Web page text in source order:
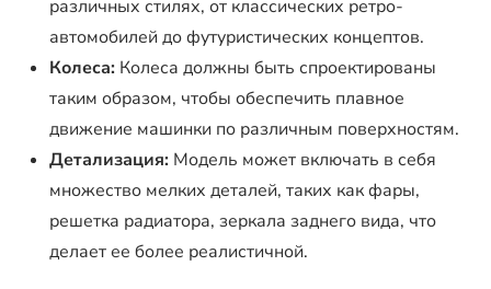
различных стилях, от классических ретро-
автомобилей до футуристических концептов.
Колеса: Колеса должны быть спроектированы
таким образом, чтобы обеспечить плавное
движение машинки по различным поверхностям.
Детализация: Модель может включать в себя
множество мелких деталей, таких как фары,
решетка радиатора, зеркала заднего вида, что
делает ее более реалистичной.